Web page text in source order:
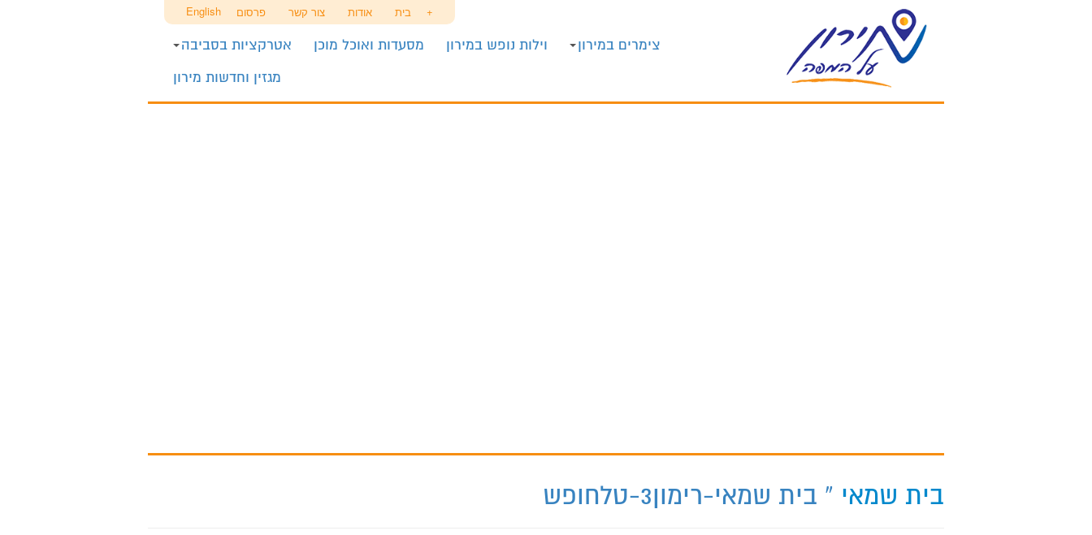
English בית אודות צור קשר פרסום +
צימרים במירון וילות נופש במירון מסעדות ואוכל מוכן
אטרקציות בסביבה
מגזין וחדשות מירון
בית שמאי » בית שמאי-רימון3-טלחופש